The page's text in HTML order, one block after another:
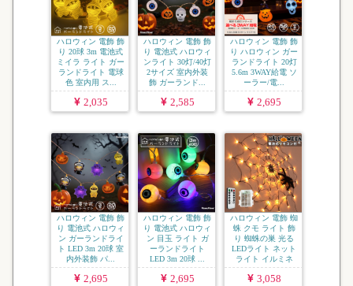
ハロウィン 電飾 飾
り 20球 3m 電池式
ミイラ ライト ガー
ランドライト 電球
色 室内用 ス...
2,035
ハロウィン 電飾 飾
り 電池式 ハロウィ
ンライト 30灯/40灯
2サイズ 室内外装
飾 ガーランド...
2,585
ハロウィン 電飾 飾
り ハロウィン ガー
ランドライト 20灯
5.6m 3WAY給電 ソ
ーラー/電...
2,695
ハロウィン 電飾 飾
り 電池式 ハロウィ
ン ガーランドライ
ト LED 3m 20球 室
内外装飾 パ...
2,695
ハロウィン 電飾 飾
り 電池式 ハロウィ
ン 目玉 ライト ガ
ーランドライト
LED 3m 20球 ...
2,695
ハロウィン 電飾 蜘
蛛 クモ ライト 飾
り 蜘蛛の巣 光る
LEDライト ネット
ライト イルミネ
ー...
3,058